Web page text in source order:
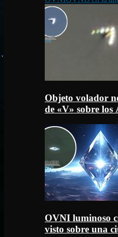
Objeto volador
de «V» sobre los
OVNI luminoso
visto sobre una